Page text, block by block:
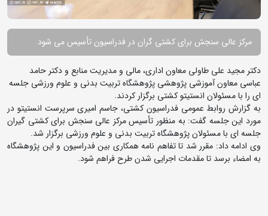
مرکز عالی سنجش برای کشتی گران در فدراسیون تأسیس می شود
دکتر مجید علی طاولی معاون اداری، مالی و مدیریت منابع و دکتر حامد
عباسی معاون آموزشی پژوهشی پژوهشگاه تربیت بدنی و علوم ورزشی جلسه
ای را با مسئولان انستیتو کشتی برگزار کردند.
به گزارش روابط عمومی فدراسیون کشتی، جاسم امیری سرپرست انستیتو در
مورد این جلسه گفت: به منظور تأسیس مرکز عالی سنجش برای کشتی گیران
جلسه ای با مسئولان پژوهشگاه تربیت بدنی و علوم ورزشی برگزار شد.
وی ادامه داد: مقرر شد تا تفاهم نامه همکاری بین فدراسیون و این پژوهشگاه
به امضاء برسد تا مقدمات اجرایی شدن طرح فراهم شود.